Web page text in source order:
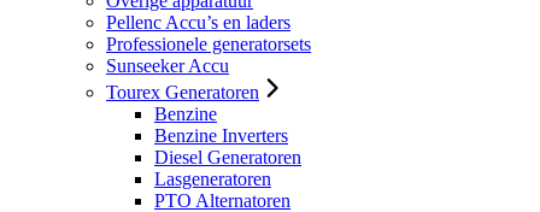
Pellenc Accu’s en laders
Professionele generatorsets
Sunseeker Accu
Tourex Generatoren
Benzine
Benzine Inverters
Diesel Generatoren
Lasgeneratoren
PTO Alternatoren